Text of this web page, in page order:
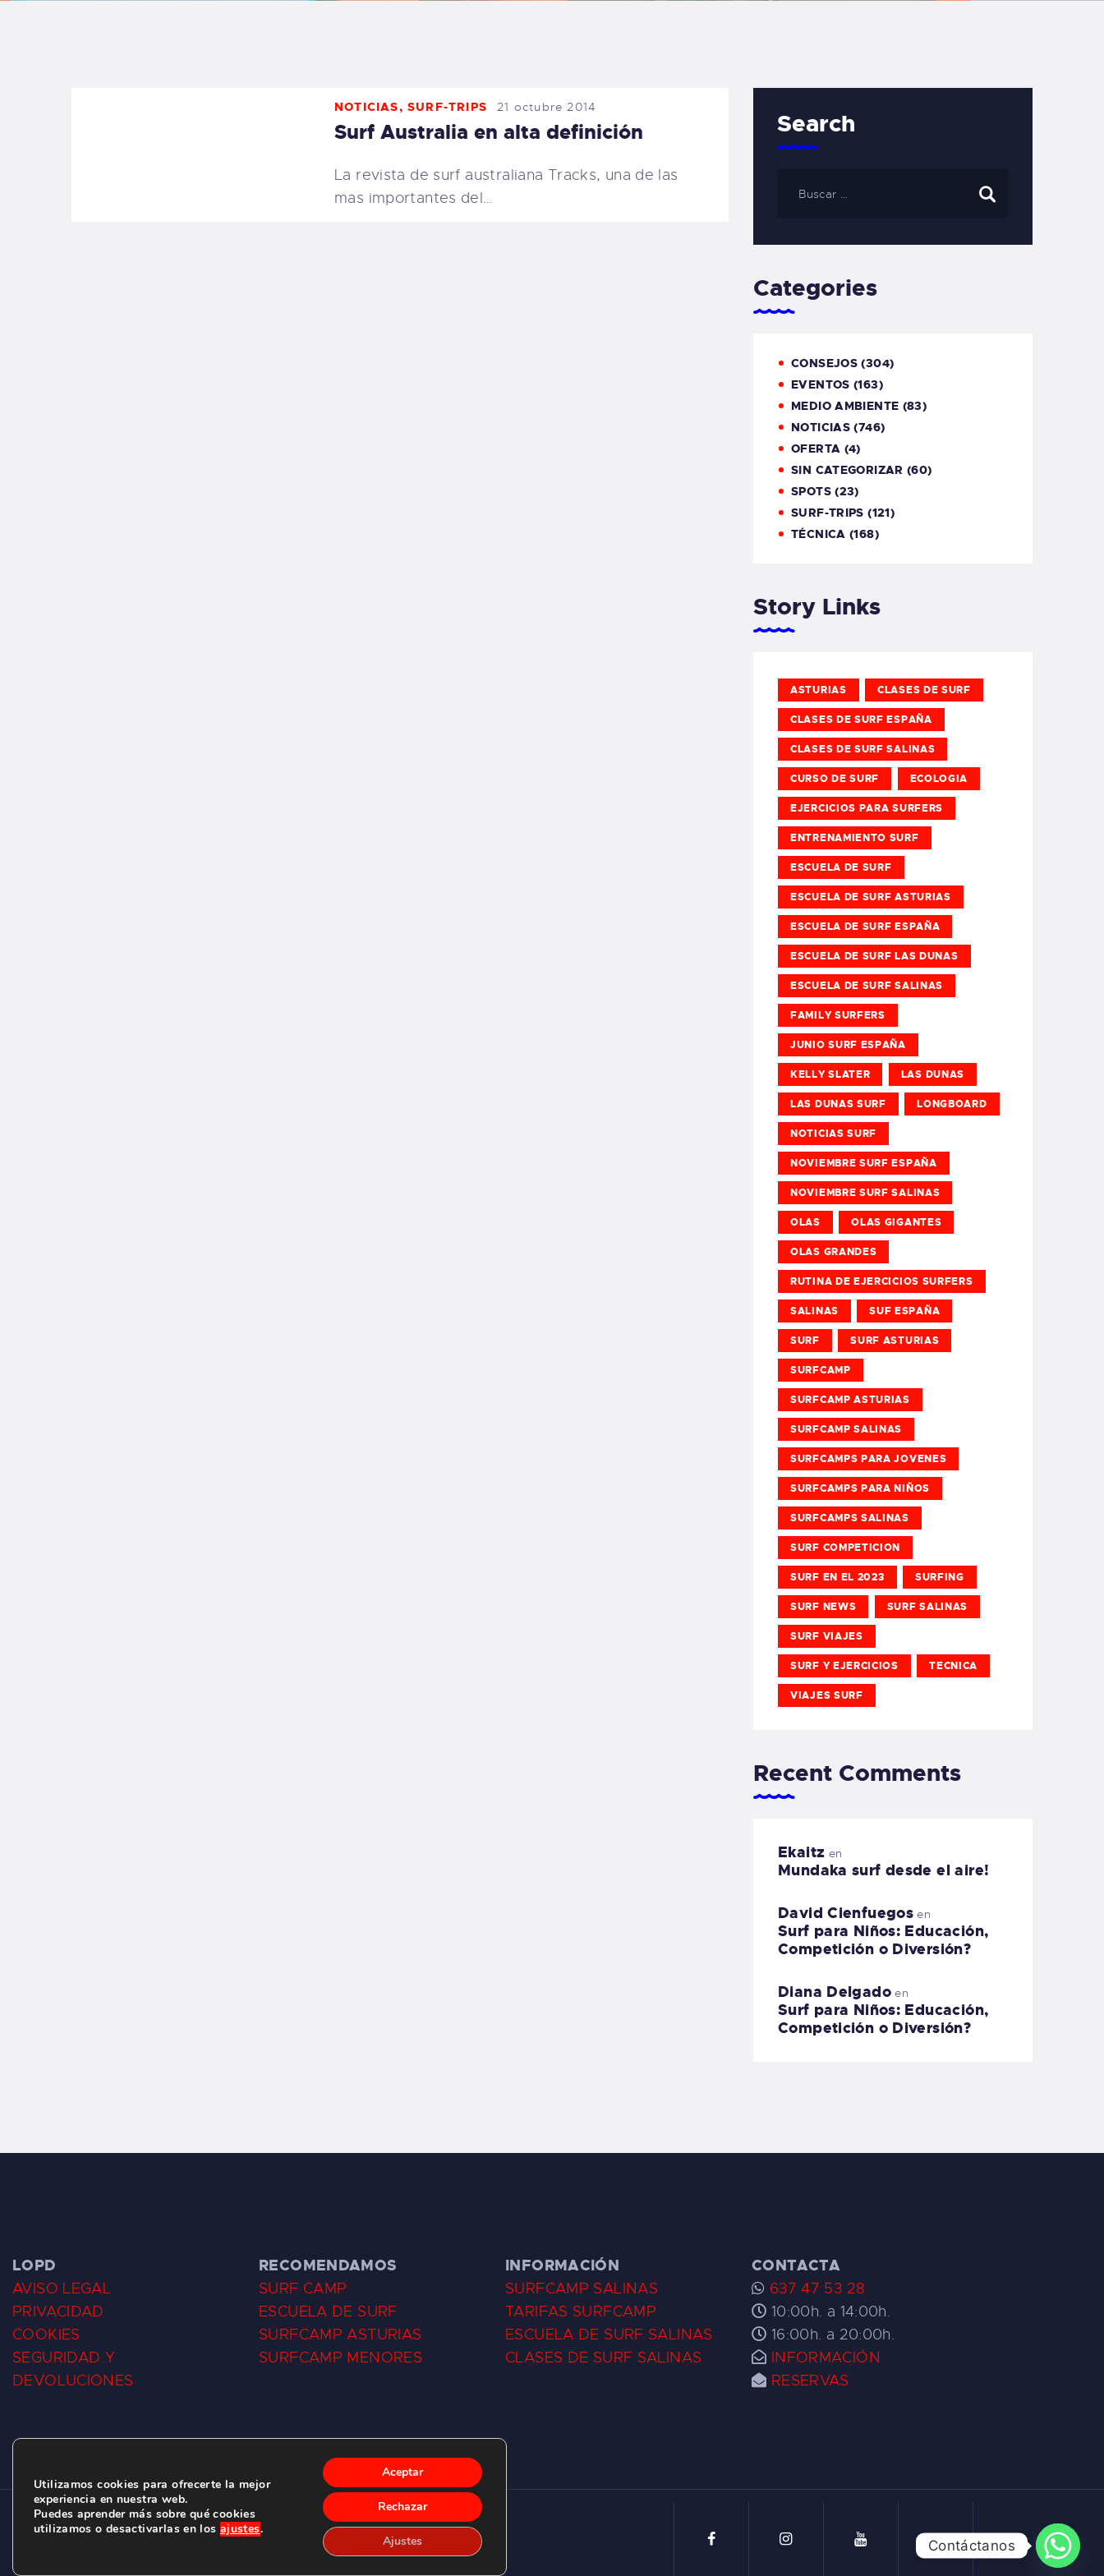
CONTACTO
CARRITO
TIENDA FAMILY
NOTICIAS,SURF-TRIPS 21 octubre 2014
Surf Australia en alta definición
La revista de surf australiana Tracks, una de las
mas importantes del…
Search
Categories
CONSEJOS (304)
EVENTOS (163)
MEDIO AMBIENTE (83)
NOTICIAS (746)
OFERTA (4)
SIN CATEGORIZAR (60)
SPOTS(23)
SURF-TRIPS (121)
TÉCNICA (168)
Story Links
ASTURIAS CLASES DE SURF
CLASES DE SURF ESPAÑA
CLASES DE SURF SALINAS
CURSO DE SURF ECOLOGIA
EJERCICIOS PARA SURFERS
ENTRENAMIENTO SURF
ESCUELA DE SURF
ESCUELA DE SURF ASTURIAS
ESCUELA DE SURF ESPAÑA
ESCUELA DE SURF LAS DUNAS
ESCUELA DE SURF SALINAS
FAMILY SURFERS
JUNIO SURF ESPAÑA
KELLY SLATER LAS DUNAS
LAS DUNAS SURF LONGBOARD
NOTICIAS SURF
NOVIEMBRE SURF ESPAÑA
NOVIEMBRE SURF SALINAS
OLAS OLAS GIGANTES
OLAS GRANDES
RUTINA DE EJERCICIOS SURFERS
SALINAS SUF ESPAÑA
SURF SURF ASTURIAS
SURFCAMP
SURFCAMP ASTURIAS
SURFCAMP SALINAS
SURFCAMPS PARA JOVENES
SURFCAMPS PARA NIÑOS
SURFCAMPS SALINAS
SURF COMPETICION
SURF EN EL 2023 SURFING
SURF NEWS SURF SALINAS
SURF VIAJES
SURF Y EJERCICIOS TECNICA
VIAJES SURF
Recent Comments
Ekaitz en
Mundaka surf desde el aire!
David Cienfuegos en
Surf para Niños: Educación,
Competición o Diversión?
Diana Delgadoen
Surf para Niños: Educación,
Competición o Diversión?
LOPD
AVISO LEGAL
PRIVACIDAD
COOKIES
SEGURIDAD Y
DEVOLUCIONES
RECOMENDAMOS
SURF CAMP
ESCUELA DE SURF
SURFCAMP ASTURIAS
SURFCAMP MENORES
INFORMACIÓN
SURFCAMP SALINAS
TARIFAS SURFCAMP
ESCUELA DE SURF SALINAS
CLASES DE SURF SALINAS
CONTACTA
637 47 53 28
10:00h. a 14:00h.
16:00h. a 20:00h.
INFORMACIÓN
RESERVAS
CLUB DE SURF LAS DUNAS ©2026.
C/ BERNARDO ÁLVAREZ GALAN 1, SALINAS (ASTURIAS)
Utilizamos cookies para ofrecerte la mejor
experiencia en nuestra web.
Puedes aprender más sobre qué cookies
utilizamos o desactivarlas en los ajustes.
Aceptar
Rechazar
Ajustes Contáctanos